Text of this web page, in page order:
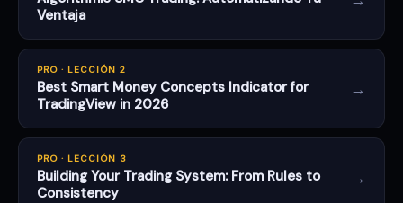
Ventaja
PRO · LECCIÓN 2
Best Smart Money Concepts Indicator for
TradingView in 2026
→
PRO · LECCIÓN 3
Building Your Trading System: From Rules to
Consistency
→